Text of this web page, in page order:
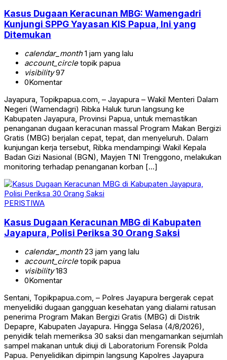
Kasus Dugaan Keracunan MBG: Wamengadri
Kunjungi SPPG Yayasan KIS Papua, Ini yang
Ditemukan
calendar_month1 jam yang lalu
account_circletopik papua
visibility97
0Komentar
Jayapura, Topikpapua.com, – Jayapura – Wakil Menteri Dalam
Negeri (Wamendagri) Ribka Haluk turun langsung ke
Kabupaten Jayapura, Provinsi Papua, untuk memastikan
penanganan dugaan keracunan massal Program Makan Bergizi
Gratis (MBG) berjalan cepat, tepat, dan menyeluruh. Dalam
kunjungan kerja tersebut, Ribka mendampingi Wakil Kepala
Badan Gizi Nasional (BGN), Mayjen TNI Trenggono, melakukan
monitoring terhadap penanganan korban […]
PERISTIWA
Kasus Dugaan Keracunan MBG di Kabupaten
Jayapura, Polisi Periksa 30 Orang Saksi
calendar_month23 jam yang lalu
account_circletopik papua
visibility183
0Komentar
Sentani, Topikpapua.com, – Polres Jayapura bergerak cepat
menyelidiki dugaan gangguan kesehatan yang dialami ratusan
penerima Program Makan Bergizi Gratis (MBG) di Distrik
Depapre, Kabupaten Jayapura. Hingga Selasa (4/8/2026),
penyidik telah memeriksa 30 saksi dan mengamankan sejumlah
sampel makanan untuk diuji di Laboratorium Forensik Polda
Papua. Penyelidikan dipimpin langsung Kapolres Jayapura